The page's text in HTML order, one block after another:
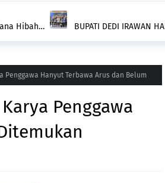
Hibah
BUPATI DEDI IRAWAN
Penggawa Hanyut Terbawa Arus dan Belum
Penggawa